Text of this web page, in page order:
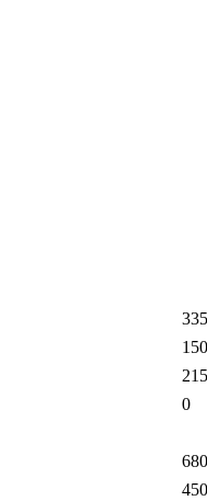
335
150
215
0
680
450